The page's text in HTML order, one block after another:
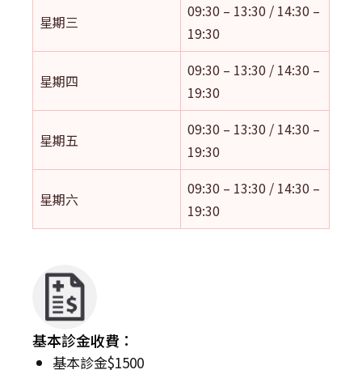
星期三
09:30 – 13:30 / 14:30 –
19:30
星期四
09:30 – 13:30 / 14:30 –
19:30
星期五
09:30 – 13:30 / 14:30 –
19:30
星期六
09:30 – 13:30 / 14:30 –
19:30
基本診金收費：
基本診金$1500